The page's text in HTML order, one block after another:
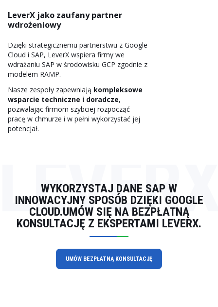
LeverX jako zaufany partner
wdrożeniowy
Dzięki strategicznemu partnerstwu z Google
Cloud i SAP, LeverX wspiera firmy we
wdrażaniu SAP w środowisku GCP zgodnie z
modelem RAMP.
Nasze zespoły zapewniają kompleksowe
wsparcie techniczne i doradcze,
pozwalając firmom szybciej rozpocząć
pracę w chmurze i w pełni wykorzystać jej
potencjał.
WYKORZYSTAJ DANE SAP W
INNOWACYJNY SPOSÓB DZIĘKI GOOGLE
CLOUD.UMÓW SIĘ NA BEZPŁATNĄ
KONSULTACJĘ Z EKSPERTAMI LEVERX.
UMÓW BEZPŁATNĄ KONSULTACJĘ